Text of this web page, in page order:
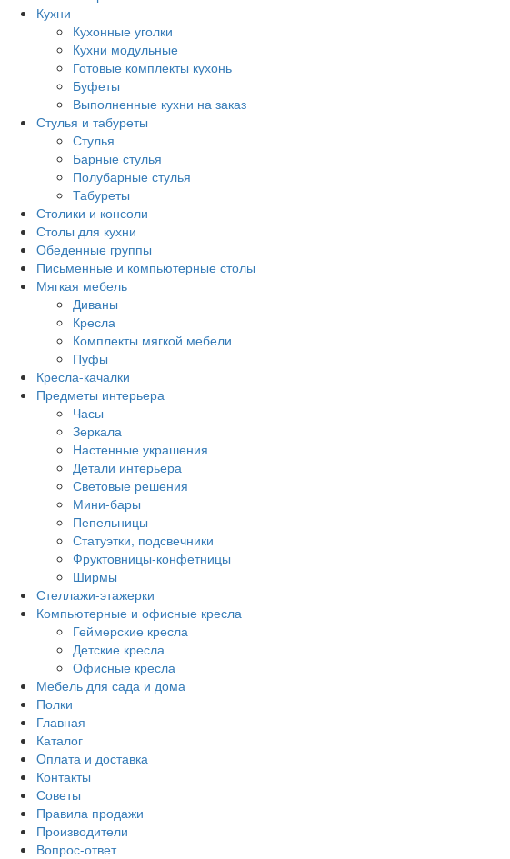
Кухни
Кухонные уголки
Кухни модульные
Готовые комплекты кухонь
Буфеты
Выполненные кухни на заказ
Стулья и табуреты
Стулья
Барные стулья
Полубарные стулья
Табуреты
Столики и консоли
Столы для кухни
Обеденные группы
Письменные и компьютерные столы
Мягкая мебель
Диваны
Кресла
Комплекты мягкой мебели
Пуфы
Кресла-качалки
Предметы интерьера
Часы
Зеркала
Настенные украшения
Детали интерьера
Световые решения
Мини-бары
Пепельницы
Статуэтки, подсвечники
Фруктовницы-конфетницы
Ширмы
Стеллажи-этажерки
Компьютерные и офисные кресла
Геймерские кресла
Детские кресла
Офисные кресла
Мебель для сада и дома
Полки
Главная
Каталог
Оплата и доставка
Контакты
Советы
Правила продажи
Производители
Вопрос-ответ